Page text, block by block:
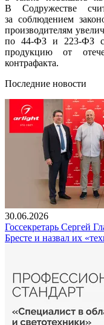
В Содружестве
за соблюдением
производителям
по 44-ФЗ и 223-ФЗ
продукцию от
контрафакта.
Последние новости
30.06.2026
Госсекретарь Сергей
Бресте и назвал их